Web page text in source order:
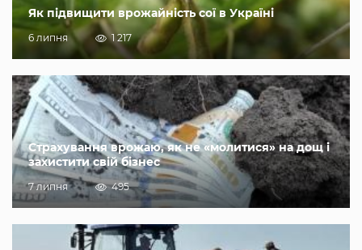
Як підвищити врожайність сої в Україні
6 липня 1 217
Страхування врожаю, як не «молитися» на дощ і
захистити свій бізнес
7 липня 495